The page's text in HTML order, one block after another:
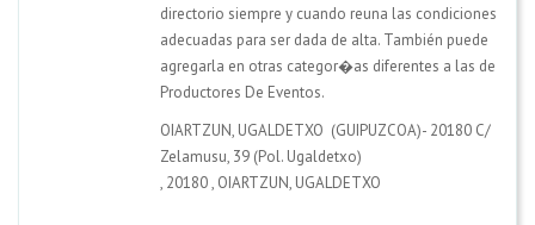
directorio siempre y cuando reuna las condiciones
adecuadas para ser dada de alta. También puede
agregarla en otras categor�as diferentes a las de
Productores De Eventos.
OIARTZUN, UGALDETXO (GUIPUZCOA)- 20180 C/
Zelamusu, 39 (Pol. Ugaldetxo)
, 20180, OIARTZUN, UGALDETXO